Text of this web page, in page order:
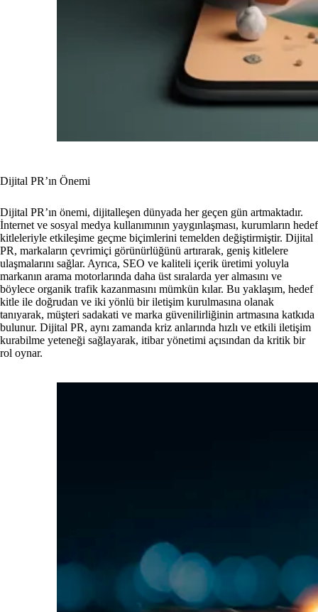
Dijital PR’ın Önemi
Dijital PR’ın önemi, dijitalleşen dünyada her geçen gün artmaktadır.
İnternet ve sosyal medya kullanımının yaygınlaşması, kurumların hedef
kitleleriyle etkileşime geçme biçimlerini temelden değiştirmiştir. Dijital
PR, markaların çevrimiçi görünürlüğünü artırarak, geniş kitlelere
ulaşmalarını sağlar. Ayrıca, SEO ve kaliteli içerik üretimi yoluyla
markanın arama motorlarında daha üst sıralarda yer almasını ve
böylece organik trafik kazanmasını mümkün kılar. Bu yaklaşım, hedef
kitle ile doğrudan ve iki yönlü bir iletişim kurulmasına olanak
tanıyarak, müşteri sadakati ve marka güvenilirliğinin artmasına katkıda
bulunur. Dijital PR, aynı zamanda kriz anlarında hızlı ve etkili iletişim
kurabilme yeteneği sağlayarak, itibar yönetimi açısından da kritik bir
rol oynar.